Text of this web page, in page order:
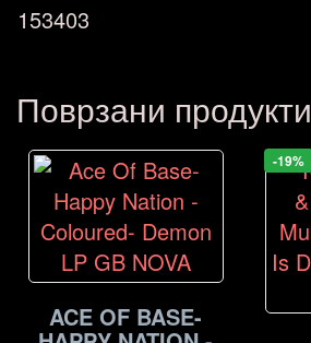
153403
Поврзани продукти
ACE OF BASE-
-19%